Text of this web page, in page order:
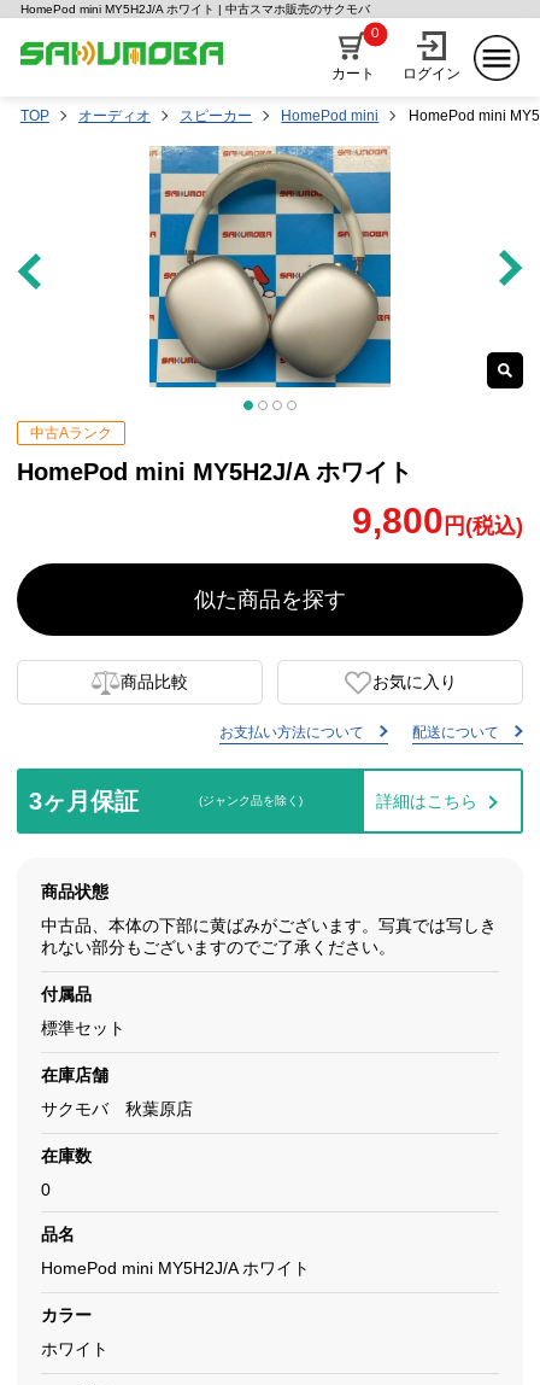
HomePod mini MY5H2J/A ホワイト | 中古スマホ販売のサクモバ
カート
0
ログイン
TOP オーディオ スピーカー HomePod mini HomePod mini
中古Aランク
HomePod mini MY5H2J/A ホワイト
9,800 円(税込)
似た商品を探す
商品比較 お気に入り
お支払い方法について 配送について
3ヶ月保証 (ジャンク品を除く) 詳細はこちら
商品状態
中古品、本体の下部に黄ばみがございます。写真では写しき
れない部分もございますのでご了承ください。
付属品
標準セット
在庫店舗
サクモバ 秋葉原店
在庫数
0
品名
HomePod mini MY5H2J/A ホワイト
カラー
ホワイト